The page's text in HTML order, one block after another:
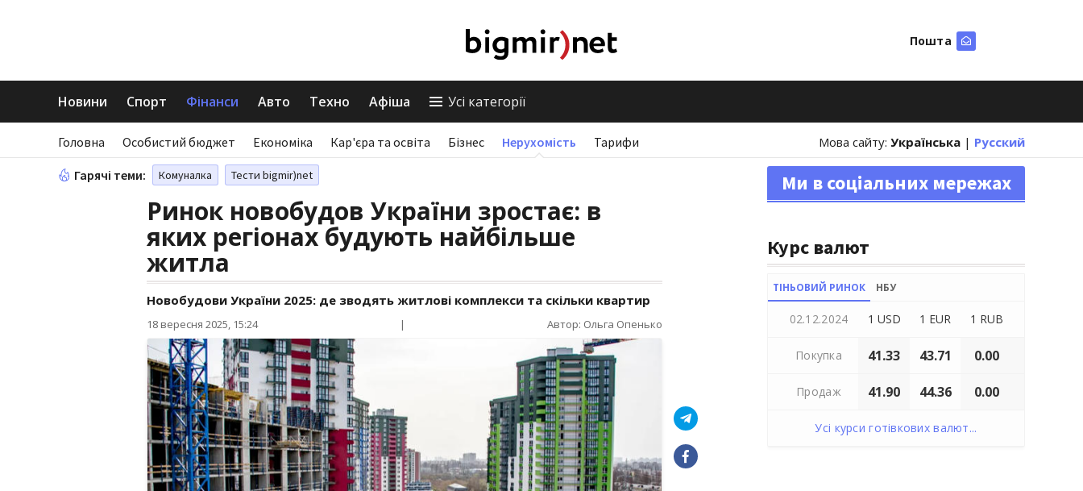
Пошта
Новини Спорт Фінанси Авто Техно Афіша Усі категорії
Головна Особистий бюджет Економіка Кар'єра та освіта Бізнес Нерухомість Тарифи Мова сайту: Українська | Русский
Гарячі теми: Комуналка Тести bigmir)net
Ринок новобудов України зростає: в
яких регіонах будують найбільше
житла
Новобудови України 2025: де зводять житлові комплекси та скільки квартир
18 вересня 2025, 15:24 | Автор: Ольга Опенько
Ми в соціальних мережах
Курс валют
ТІНЬОВИЙ РИНОК НБУ
02.12.2024 1 USD 1 EUR 1 RUB
Покупка 41.33 43.71 0.00
Продаж 41.90 44.36 0.00
Усі курси готівкових валют...